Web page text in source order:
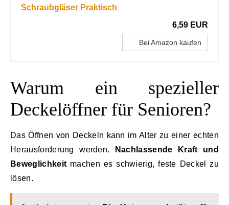
Schraubgläser Praktisch
6,59 EUR
Bei Amazon kaufen
Warum ein spezieller
Deckelöffner für Senioren?
Das Öffnen von Deckeln kann im Alter zu einer echten
Herausforderung werden.
Nachlassende Kraft und
Beweglichkeit machen es schwierig, feste Deckel zu
lösen.